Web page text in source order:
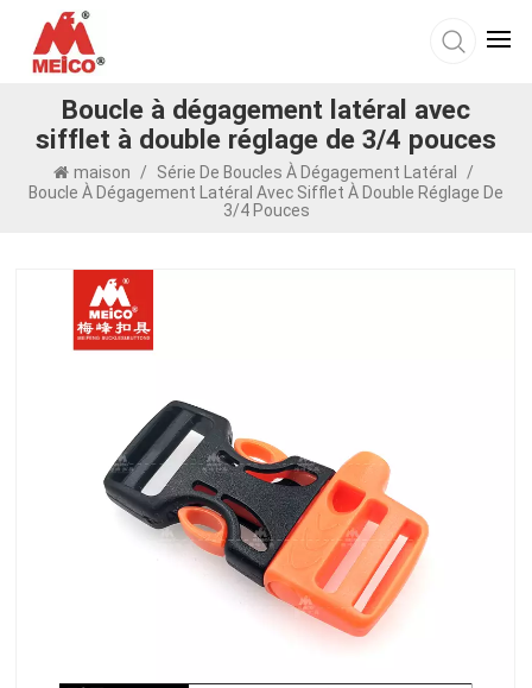
Boucle à dégagement latéral avec
sifflet à double réglage de 3/4 pouces
maison / Série De Boucles À Dégagement Latéral
/
Boucle À Dégagement Latéral Avec Sifflet À Double Réglage De
3/4 Pouces